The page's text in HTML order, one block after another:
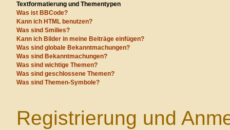
Textformatierung und Thementypen
Was ist BBCode?
Kann ich HTML benutzen?
Was sind Smilies?
Kann ich Bilder in meine Beiträge einfügen?
Was sind globale Bekanntmachungen?
Was sind Bekanntmachungen?
Was sind wichtige Themen?
Was sind geschlossene Themen?
Was sind Themen-Symbole?
Registrierung und